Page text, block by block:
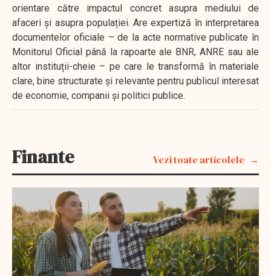
orientare către impactul concret asupra mediului de
afaceri și asupra populației. Are expertiză în interpretarea
documentelor oficiale – de la acte normative publicate în
Monitorul Oficial până la rapoarte ale BNR, ANRE sau ale
altor instituții-cheie – pe care le transformă în materiale
clare, bine structurate și relevante pentru publicul interesat
de economie, companii și politici publice.
Finante Vezi toate articolele